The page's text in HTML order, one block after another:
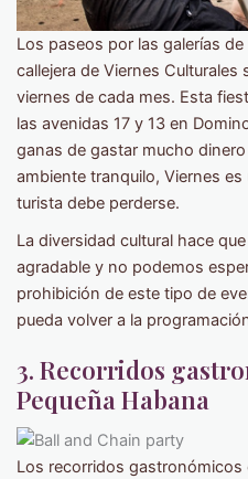
Los paseos por las galerías
callejera de Viernes Culturales
viernes de cada mes. Esta
las avenidas 17 y 13 en
ganas de gastar mucho
ambiente tranquilo, Viernes
turista debe perderse.
La diversidad cultural hace
agradable y no podemos
prohibición de este tipo de
pueda volver a la
3. Recorridos
Pequeña Habana
Los recorridos gastronómicos